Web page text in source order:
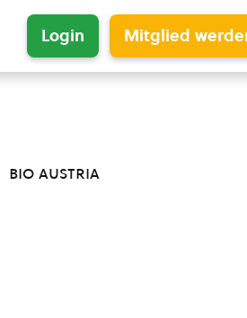
Login Mitglied
bio austria